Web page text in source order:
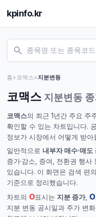
kpinfo.kr
홈>코맥스>지분변동
코맥스 지분변동
코맥스의 최근 1년간 주요 주
확인할 수 있는 차트입니다.
정보가 시장에서 어떻게 받
일반적으로 내부자 매수·매도
증가·감소, 증여, 전환권 행
있습니다. 이 화면은 검색 편
기준으로 정리했습니다.
차트의 O표시는 지분 증가, O
지분 변동 공시일과 주가 변